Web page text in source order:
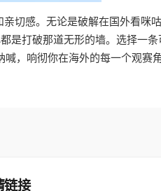
切感。无论是破解在国外看咪
是打破那道无形的墙。选择一条
，响彻你在海外的每一个观赛角
链接